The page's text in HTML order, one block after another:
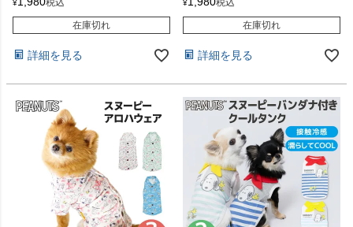
¥
在庫切れ
詳細を見る
¥
在庫切れ
詳細を見る